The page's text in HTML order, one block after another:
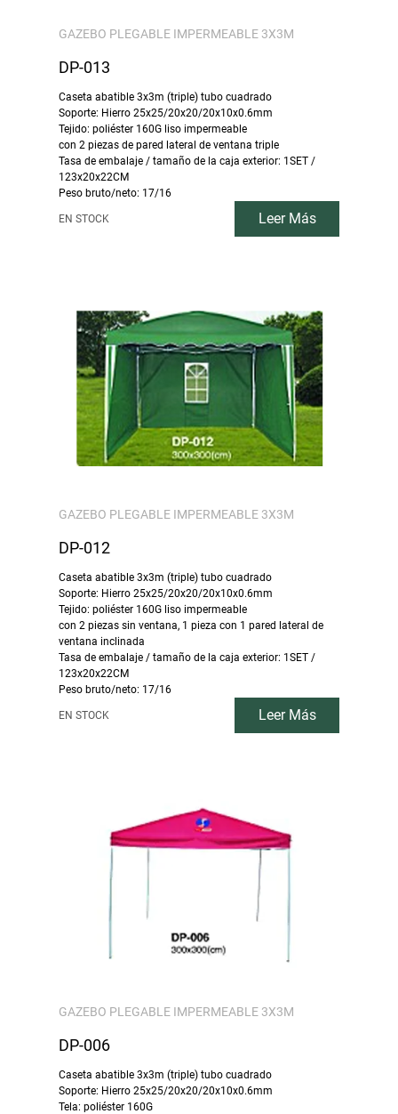
GAZEBO PLEGABLE IMPERMEABLE 3X3M
DP-013
Caseta abatible 3x3m (triple) tubo cuadrado
Soporte: Hierro 25x25/20x20/20x10x0.6mm
Tejido: poliéster 160G liso impermeable
con 2 piezas de pared lateral de ventana triple
Tasa de embalaje / tamaño de la caja exterior: 1SET /
123x20x22CM
Peso bruto/neto: 17/16
EN STOCK Leer Más
GAZEBO PLEGABLE IMPERMEABLE 3X3M
DP-012
Caseta abatible 3x3m (triple) tubo cuadrado
Soporte: Hierro 25x25/20x20/20x10x0.6mm
Tejido: poliéster 160G liso impermeable
con 2 piezas sin ventana, 1 pieza con 1 pared lateral de
ventana inclinada
Tasa de embalaje / tamaño de la caja exterior: 1SET /
123x20x22CM
Peso bruto/neto: 17/16
EN STOCK Leer Más
GAZEBO PLEGABLE IMPERMEABLE 3X3M
DP-006
Caseta abatible 3x3m (triple) tubo cuadrado
Soporte: Hierro 25x25/20x20/20x10x0.6mm
Tela: poliéster 160G